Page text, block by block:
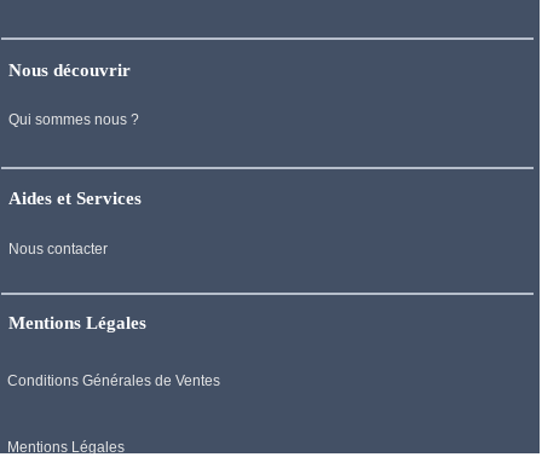
Nous découvrir
Qui sommes nous ?
Aides et Services
Nous contacter
Mentions Légales
Conditions Générales de Ventes
Mentions Légales